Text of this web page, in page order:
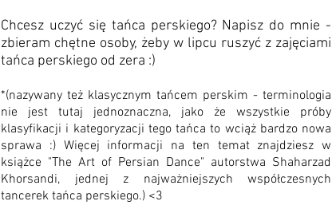
Chcesz uczyć się tańca perskiego? Napisz do mnie -
zbieram chętne osoby, żeby w lipcu ruszyć z zajęciami
tańca perskiego od zera :)
*(nazywany też klasycznym tańcem perskim - terminologia
nie jest tutaj jednoznaczna, jako że wszystkie próby
klasyfikacji i kategoryzacji tego tańca to wciąż bardzo nowa
sprawa :) Więcej informacji na ten temat znajdziesz w
książce "The Art of Persian Dance" autorstwa Shaharzad
Khorsandi, jednej z najważniejszych współczesnych
tancerek tańca perskiego.) <3